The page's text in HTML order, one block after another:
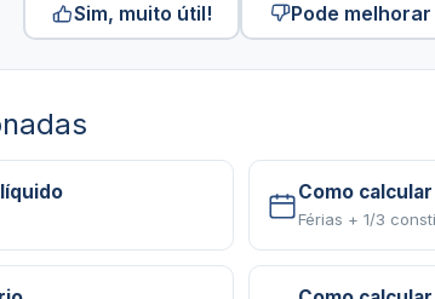
Sim, muito útil! Pode melhorar
Como
Férias + 1/3